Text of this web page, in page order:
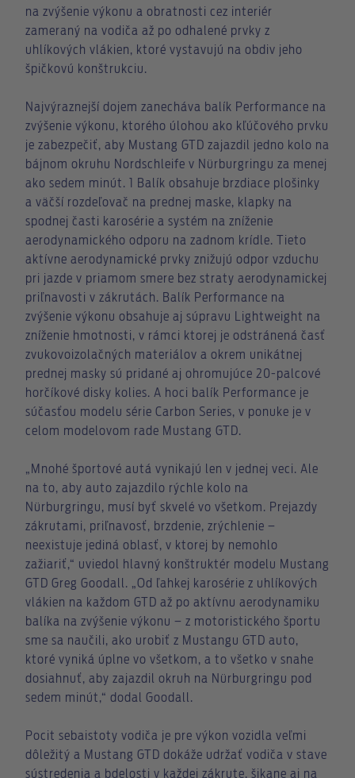
na zvýšenie výkonu a obratnosti cez interiér
zameraný na vodiča až po odhalené prvky z
uhlíkových vlákien, ktoré vystavujú na obdiv jeho
špičkovú konštrukciu.
Najvýraznejší dojem zanecháva balík Performance na
zvýšenie výkonu, ktorého úlohou ako kľúčového prvku
je zabezpečiť, aby Mustang GTD zajazdil jedno kolo na
bájnom okruhu Nordschleife v Nürburgringu za menej
ako sedem minút. 1 Balík obsahuje brzdiace plošinky
a väčší rozdeľovač na prednej maske, klapky na
spodnej časti karosérie a systém na zníženie
aerodynamického odporu na zadnom krídle. Tieto
aktívne aerodynamické prvky znižujú odpor vzduchu
pri jazde v priamom smere bez straty aerodynamickej
priľnavosti v zákrutách. Balík Performance na
zvýšenie výkonu obsahuje aj súpravu Lightweight na
zníženie hmotnosti, v rámci ktorej je odstránená časť
zvukovoizolačných materiálov a okrem unikátnej
prednej masky sú pridané aj ohromujúce 20-palcové
horčíkové disky kolies. A hoci balík Performance je
súčasťou modelu série Carbon Series, v ponuke je v
celom modelovom rade Mustang GTD.
„Mnohé športové autá vynikajú len v jednej veci. Ale
na to, aby auto zajazdilo rýchle kolo na
Nürburgringu, musí byť skvelé vo všetkom. Prejazdy
zákrutami, priľnavosť, brzdenie, zrýchlenie –
neexistuje jediná oblasť, v ktorej by nemohlo
zažiariť,“ uviedol hlavný konštruktér modelu Mustang
GTD Greg Goodall. „Od ľahkej karosérie z uhlíkových
vlákien na každom GTD až po aktívnu aerodynamiku
balíka na zvýšenie výkonu – z motoristického športu
sme sa naučili, ako urobiť z Mustangu GTD auto,
ktoré vyniká úplne vo všetkom, a to všetko v snahe
dosiahnuť, aby zajazdil okruh na Nürburgringu pod
sedem minút,“ dodal Goodall.
Pocit sebaistoty vodiča je pre výkon vozidla veľmi
dôležitý a Mustang GTD dokáže udržať vodiča v stave
sústredenia a bdelosti v každej zákrute, šikane aj na